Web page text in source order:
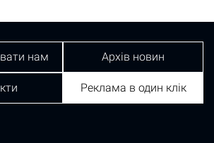
нам Архів новин
Реклама в один клік